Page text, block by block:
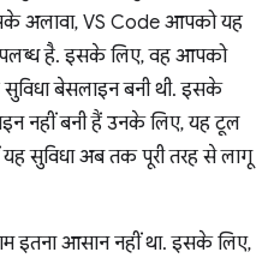
अलावा, VS Code आपको यह
है. इसके लिए, वह आपको
बेसलाइन बनी थी. इसके
नहीं बनी हैं उनके लिए, यह टूल
सुविधा अब तक पूरी तरह से लागू
इतना आसान नहीं था. इसके लिए,